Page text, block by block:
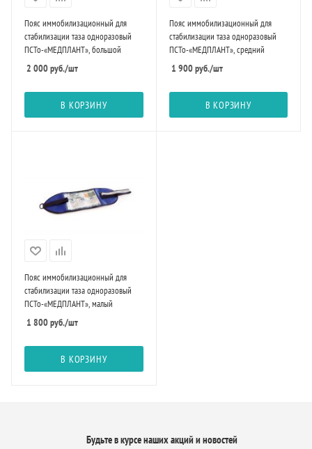
Пояс иммобилизационный для
стабилизации таза одноразовый
ПСТо-«МЕДПЛАНТ», большой
2 000руб./шт
В КОРЗИНУ
Пояс иммобилизационный для
стабилизации таза одноразовый
ПСТо-«МЕДПЛАНТ», средний
1 900руб./шт
В КОРЗИНУ
Пояс иммобилизационный для
стабилизации таза одноразовый
ПСТо-«МЕДПЛАНТ», малый
1 800руб./шт
В КОРЗИНУ
Будьте в курсе наших акций и новостей